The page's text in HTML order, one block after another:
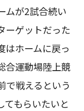
ムが2試合続い
ーゲットだった
はホームに戻っ
合運動場陸上競
で戦えるという
てもらいたいと